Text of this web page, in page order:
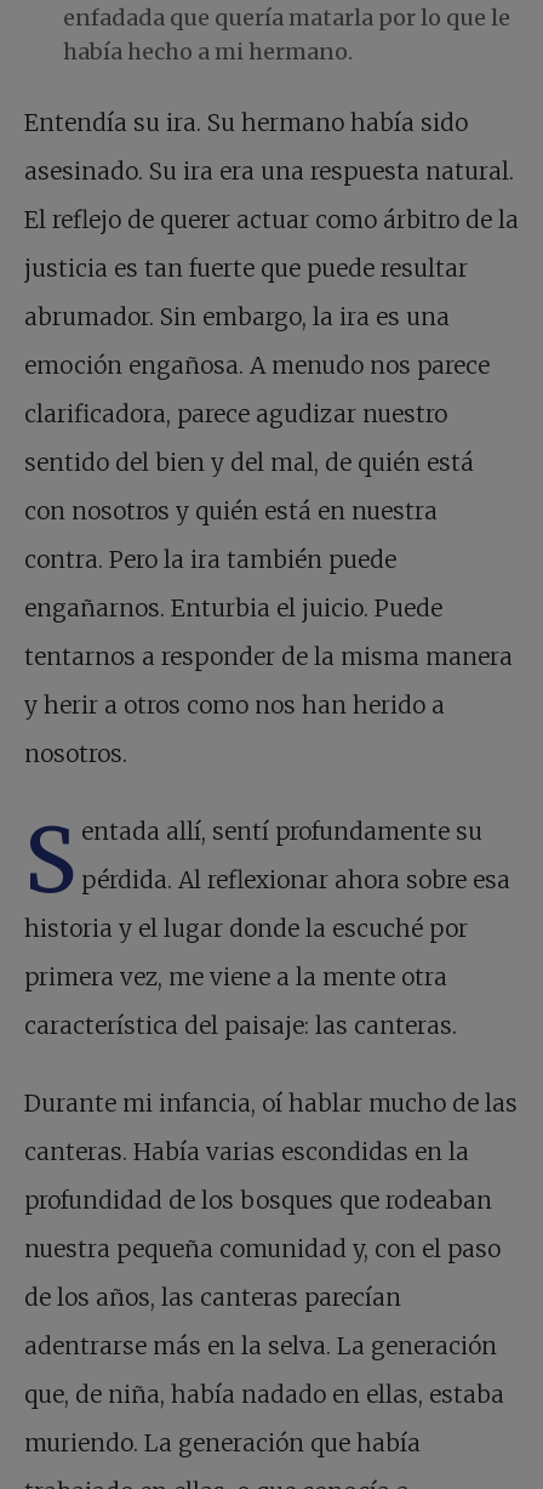
enfadada que quería matarla por lo que le
había hecho a mi hermano.
Entendía su ira. Su hermano había sido
asesinado. Su ira era una respuesta natural.
El reflejo de querer actuar como árbitro de la
justicia es tan fuerte que puede resultar
abrumador. Sin embargo, la ira es una
emoción engañosa. A menudo nos parece
clarificadora, parece agudizar nuestro
sentido del bien y del mal, de quién está
con nosotros y quién está en nuestra
contra. Pero la ira también puede
engañarnos. Enturbia el juicio. Puede
tentarnos a responder de la misma manera
y herir a otros como nos han herido a
nosotros.
S entada allí, sentí profundamente su
pérdida. Al reflexionar ahora sobre esa
historia y el lugar donde la escuché por
primera vez, me viene a la mente otra
característica del paisaje: las canteras.
Durante mi infancia, oí hablar mucho de las
canteras. Había varias escondidas en la
profundidad de los bosques que rodeaban
nuestra pequeña comunidad y, con el paso
de los años, las canteras parecían
adentrarse más en la selva. La generación
que, de niña, había nadado en ellas, estaba
muriendo. La generación que había